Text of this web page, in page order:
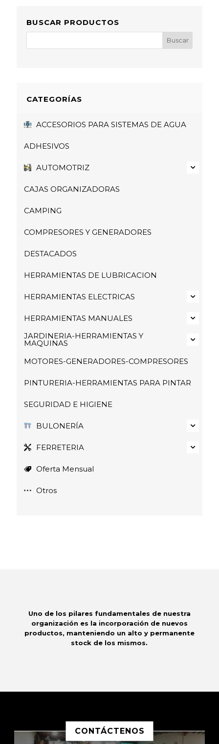
BUSCAR PRODUCTOS
CATEGORÍAS
ACCESORIOS PARA SISTEMAS DE AGUA
ADHESIVOS
AUTOMOTRIZ
CAJAS ORGANIZADORAS
CAMPING
COMPRESORES Y GENERADORES
DESTACADOS
HERRAMIENTAS DE LUBRICACION
HERRAMIENTAS ELECTRICAS
HERRAMIENTAS MANUALES
JARDINERIA-HERRAMIENTAS Y
MAQUINAS
MOTORES-GENERADORES-COMPRESORES
PINTURERIA-HERRAMIENTAS PARA PINTAR
SEGURIDAD E HIGIENE
BULONERÍA
FERRETERIA
Oferta Mensual
Otros
Uno de los pilares fundamentales de nuestra
organización es la incorporación de nuevos
productos, manteniendo un alto y permanente
stock de los mismos.
CONTÁCTENOS